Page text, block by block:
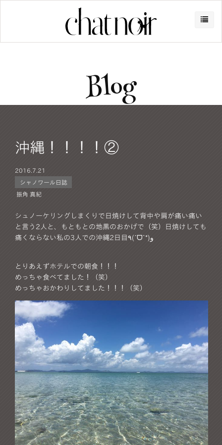
Blog
沖縄！！！！②
2016. 7.21
シャノワール日誌
振角 真紀
シュノーケリングしまくりで日焼けして背中や肩が痛い痛い
と言う2人と、もともとの地黒のおかげで（笑）日焼けしても
痛くならない私の3人での沖縄2日目٩(ˊᗜˋ*)و
とりあえずホテルでの朝食！！！
めっちゃ食べてました！（笑）
めっちゃおかわりしてました！！！（笑）